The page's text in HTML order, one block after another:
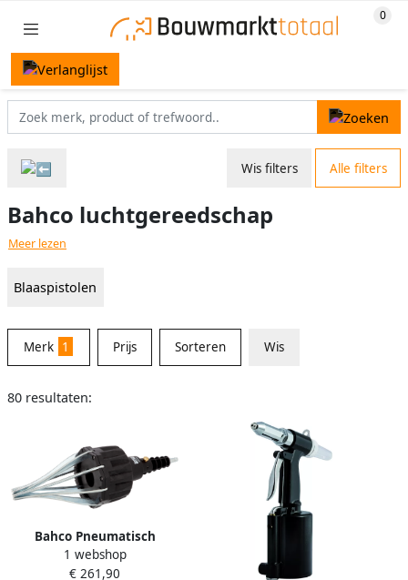
Wis filters Alle filters
Bahco luchtgereedschap
Meer lezen
Blaaspistolen
Merk 1 Prijs Sorteren Wis
80 resultaten:
Bahco Pneumatisch
gereedschap voor montage
homokineethoezen BPCVB1
1 webshop
€ 261,90